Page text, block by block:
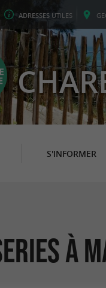
ADRESSES UTILES
S'INFORMER
à